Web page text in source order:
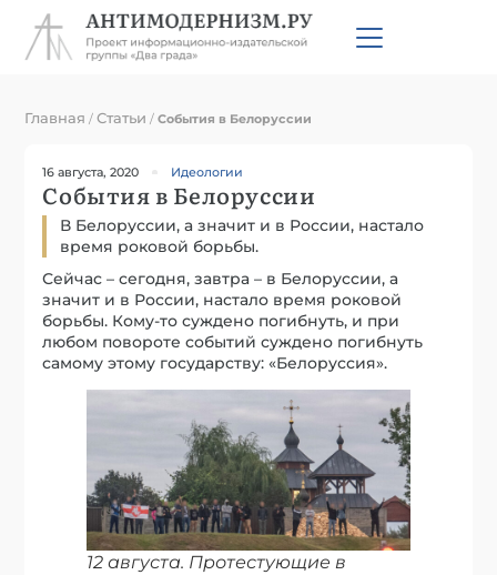
Главная /Статьи /События в Белоруссии
16 августа, 2020 Идеологии
События в Белоруссии
В Белоруссии, а значит и в России, настало
время роковой борьбы.
Сейчас – сегодня, завтра – в Белоруссии, а
значит и в России, настало время роковой
борьбы. Кому-то суждено погибнуть, и при
любом повороте событий суждено погибнуть
самому этому государству: «Белоруссия».
12 августа. Протестующие в